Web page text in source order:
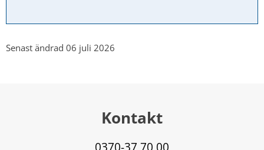
Senast ändrad 06 juli 2026
Kontakt